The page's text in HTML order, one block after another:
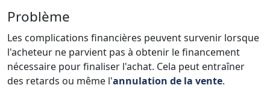
Problème
Les complications financières peuvent survenir lorsque
l'acheteur ne parvient pas à obtenir le financement
nécessaire pour finaliser l'achat. Cela peut entraîner
des retards ou même l'annulation de la vente.